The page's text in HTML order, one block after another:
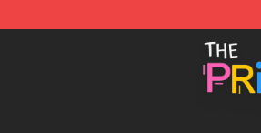
The Pride Shop - Official The